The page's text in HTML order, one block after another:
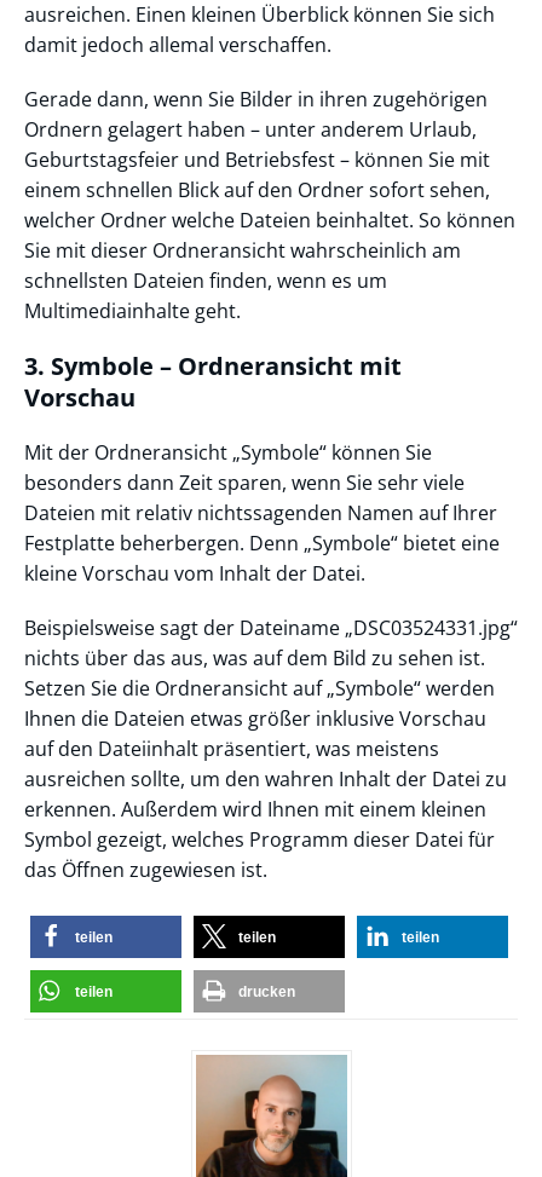
ausreichen. Einen kleinen Überblick können Sie sich
damit jedoch allemal verschaffen.
Gerade dann, wenn Sie Bilder in ihren zugehörigen
Ordnern gelagert haben – unter anderem Urlaub,
Geburtstagsfeier und Betriebsfest – können Sie mit
einem schnellen Blick auf den Ordner sofort sehen,
welcher Ordner welche Dateien beinhaltet. So können
Sie mit dieser Ordneransicht wahrscheinlich am
schnellsten Dateien finden, wenn es um
Multimediainhalte geht.
3. Symbole – Ordneransicht mit
Vorschau
Mit der Ordneransicht „Symbole“ können Sie
besonders dann Zeit sparen, wenn Sie sehr viele
Dateien mit relativ nichtssagenden Namen auf Ihrer
Festplatte beherbergen. Denn „Symbole“ bietet eine
kleine Vorschau vom Inhalt der Datei.
Beispielsweise sagt der Dateiname „DSC03524331.jpg“
nichts über das aus, was auf dem Bild zu sehen ist.
Setzen Sie die Ordneransicht auf „Symbole“ werden
Ihnen die Dateien etwas größer inklusive Vorschau
auf den Dateiinhalt präsentiert, was meistens
ausreichen sollte, um den wahren Inhalt der Datei zu
erkennen. Außerdem wird Ihnen mit einem kleinen
Symbol gezeigt, welches Programm dieser Datei für
das Öffnen zugewiesen ist.
teilen teilen teilen
teilen drucken